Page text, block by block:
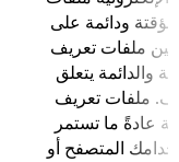
ودائمة على
ملفات تعريف
والدائمة يتعلق
ملفات تعريف
عادةً ما تستمر
المتصفح أو